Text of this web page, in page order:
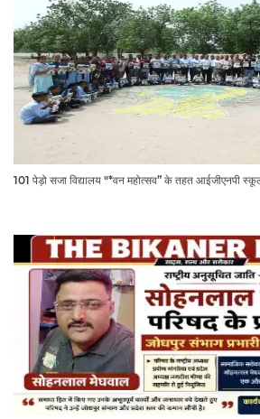
101 पेड़ो सजा विद्यालय "*वन महोत्सव” के तहत आईजीएनपी